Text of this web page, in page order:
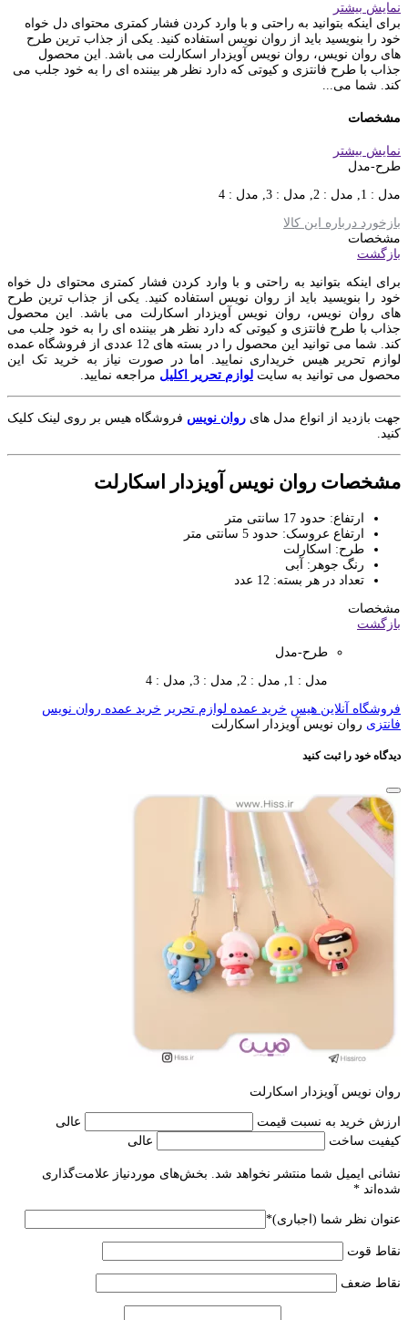
نمایش بیشتر
برای اینکه بتوانید به راحتی و با وارد کردن فشار کمتری محتوای دل خواه
خود را بنویسید باید از روان نویس استفاده کنید. یکی از جذاب ترین طرح
های روان نویس، روان نویس آویزدار اسکارلت می باشد. این محصول
جذاب با طرح فانتزی و کیوتی که دارد نظر هر بیننده ای را به خود جلب می
کند. شما می...
مشخصات
نمایش بیشتر
طرح-مدل
مدل : 1, مدل : 2, مدل : 3, مدل : 4
بازخورد درباره این کالا
مشخصات
بازگشت
برای اینکه بتوانید به راحتی و با وارد کردن فشار کمتری محتوای دل خواه
خود را بنویسید باید از روان نویس استفاده کنید. یکی از جذاب ترین طرح
های روان نویس، روان نویس آویزدار اسکارلت می باشد. این محصول
جذاب با طرح فانتزی و کیوتی که دارد نظر هر بیننده ای را به خود جلب می
کند. شما می توانید این محصول را در بسته های 12 عددی از فروشگاه عمده
لوازم تحریر هیس خریداری نمایید. اما در صورت نیاز به خرید تک این
محصول می توانید به سایت لوازم تحریر اکلیل مراجعه نمایید.
جهت بازدید از انواع مدل های روان نویس فروشگاه هیس بر روی لینک کلیک
کنید.
مشخصات روان نویس آویزدار اسکارلت
ارتفاع: حدود 17 سانتی متر
ارتفاع عروسک: حدود 5 سانتی متر
طرح: اسکارلت
رنگ جوهر: آبی
تعداد در هر بسته: 12 عدد
مشخصات
بازگشت
طرح-مدل
مدل : 1, مدل : 2, مدل : 3, مدل : 4
فروشگاه آنلاین هیس خرید عمده لوازم تحریر خرید عمده روان نویس
فانتزی روان نویس آویزدار اسکارلت
دیدگاه خود را ثبت کنید
روان نویس آویزدار اسکارلت
ارزش خرید به نسبت قیمت
عالی
کیفیت ساخت
عالی
نشانی ایمیل شما منتشر نخواهد شد.
بخش‌های موردنیاز علامت‌گذاری
شده‌اند *
عنوان نظر شما (اجباری)*
نقاط قوت
نقاط ضعف